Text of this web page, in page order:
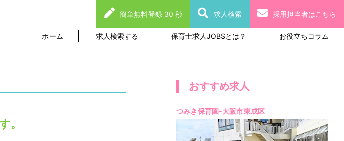
ホーム 求人検索する 保育士求人JOBSとは？ お役立ちコラム
簡単無料登録 30 秒 求人検索 採用担当者はこちら
。
おすすめ求人
つみき保育園-大阪市東成区